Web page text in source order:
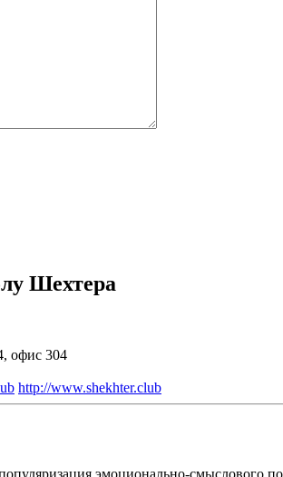
Шехтера
офис 304
http://www.shekhter.club
эмоционально-смыслового